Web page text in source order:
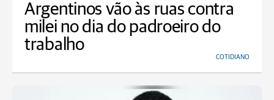
Argentinos vão às ruas contra
milei no dia do padroeiro do
trabalho
COTIDIANO